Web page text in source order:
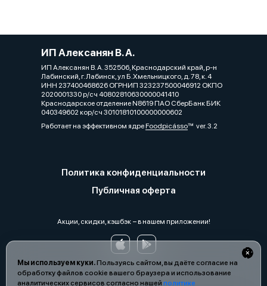
Мы используем куки.Пользуясь сайтом, вы даёте согласие на
обработку файлов cookie вашего браузера и использование
аналитических сервисов согласно нашей политике
ИП Алексанян В. А.
ИП Алексанян В. А. 352506, Краснодарский край, р-н
Лабинский, г. Лабинск, ул Б.Хмельницкого, д. 78, к. 4
ИНН 237400468626 ОГРНИП 323237500046912 ОКПО
2020001330 р/сч 40802810630000041410
Краснодарское отделение N8619 ПАО СберБанк БИК
040349602 кор/сч 30101810100000000602
Работает на эффективном ядреFoodpicássover. 3.2
Политика конфиденциальности
Публичная оферта
Акции, скидки, кэшбэк − в нашем приложении!